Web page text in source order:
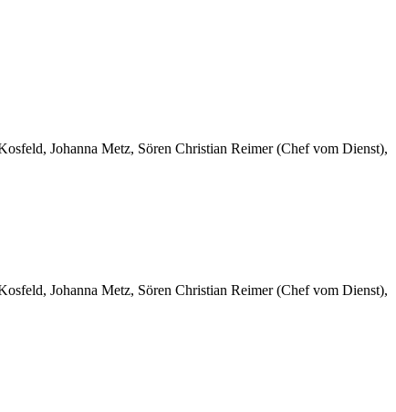
Johanna Metz, Sören Christian Reimer (Chef vom Dienst),
Johanna Metz, Sören Christian Reimer (Chef vom Dienst),